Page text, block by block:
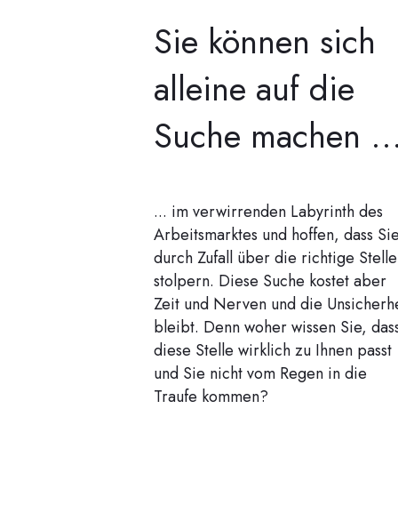
Sie können sich
alleine auf die
Suche machen
... im verwirrenden Labyrinth des
Arbeitsmarktes und hoffen, dass
durch Zufall über die richtige Stelle
stolpern. Diese Suche kostet aber
Zeit und Nerven und die
bleibt. Denn woher wissen Sie,
diese Stelle wirklich zu Ihnen passt
und Sie nicht vom Regen in die
Traufe kommen?